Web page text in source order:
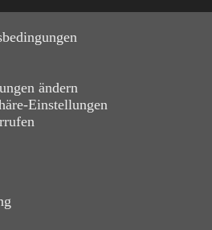
ändern
Einstellungen